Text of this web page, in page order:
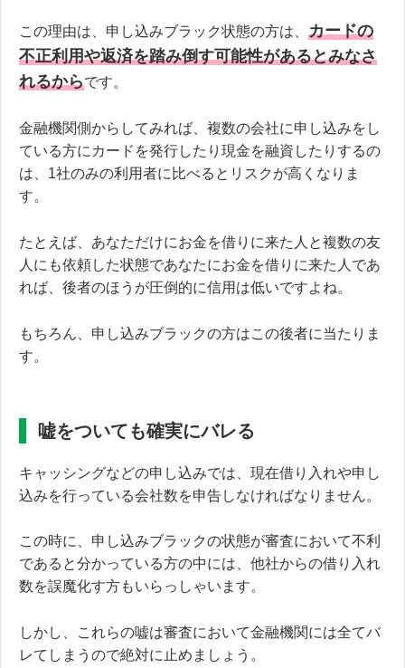
この理由は、申し込みブラック状態の方は、 カードの
不正利用や返済を踏み倒す可能性があるとみなさ
れるからです。
金融機関側からしてみれば、複数の会社に申し込みをし
ている方にカードを発行したり現金を融資したりするの
は、1社のみの利用者に比べるとリスクが高くなりま
す。
たとえば、あなただけにお金を借りに来た人と複数の友
人にも依頼した状態であなたにお金を借りに来た人であ
れば、後者のほうが圧倒的に信用は低いですよね。
もちろん、申し込みブラックの方はこの後者に当たりま
す。
嘘をついても確実にバレる
キャッシングなどの申し込みでは、現在借り入れや申し
込みを行っている会社数を申告しなければなりません。
この時に、申し込みブラックの状態が審査において不利
であると分かっている方の中には、他社からの借り入れ
数を誤魔化す方もいらっしゃいます。
しかし、これらの嘘は審査において金融機関には全てバ
レてしまうので絶対に止めましょう。